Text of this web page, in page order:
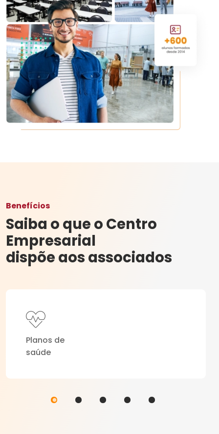
Benefícios
Saiba o que o Centro
Empresarial
dispõe aos associados
Planos de
saúde